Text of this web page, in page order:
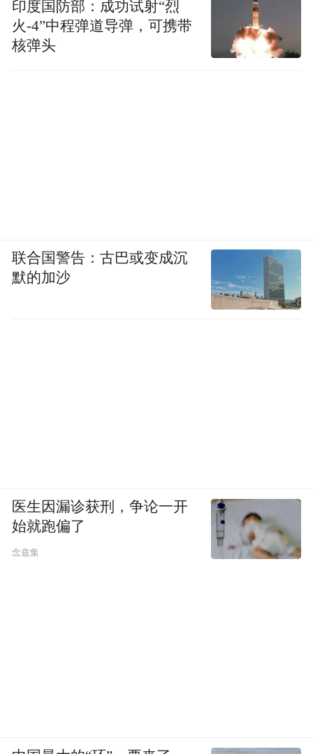
印度国防部：成功试射“烈
火-4”中程弹道导弹，可携带
核弹头
联合国警告：古巴或变成沉
默的加沙
医生因漏诊获刑，争论一开
始就跑偏了
念兹集